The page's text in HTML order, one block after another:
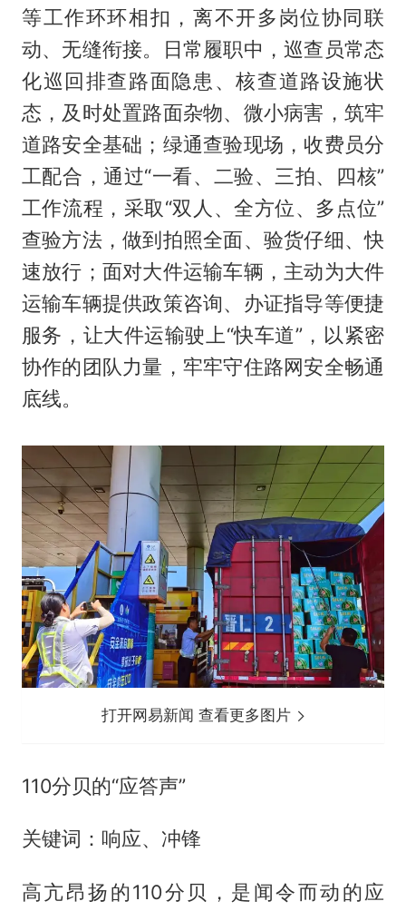
等工作环环相扣，离不开多岗位协同联
动、无缝衔接。日常履职中，巡查员常态
化巡回排查路面隐患、核查道路设施状
态，及时处置路面杂物、微小病害，筑牢
道路安全基础；绿通查验现场，收费员分
工配合，通过“一看、二验、三拍、四核”
工作流程，采取“双人、全方位、多点位”
查验方法，做到拍照全面、验货仔细、快
速放行；面对大件运输车辆，主动为大件
运输车辆提供政策咨询、办证指导等便捷
服务，让大件运输驶上“快车道”，以紧密
协作的团队力量，牢牢守住路网安全畅通
底线。
打开网易新闻 查看更多图片
110分贝的“应答声”
关键词：响应、冲锋
高亢昂扬的110分贝，是闻令而动的应